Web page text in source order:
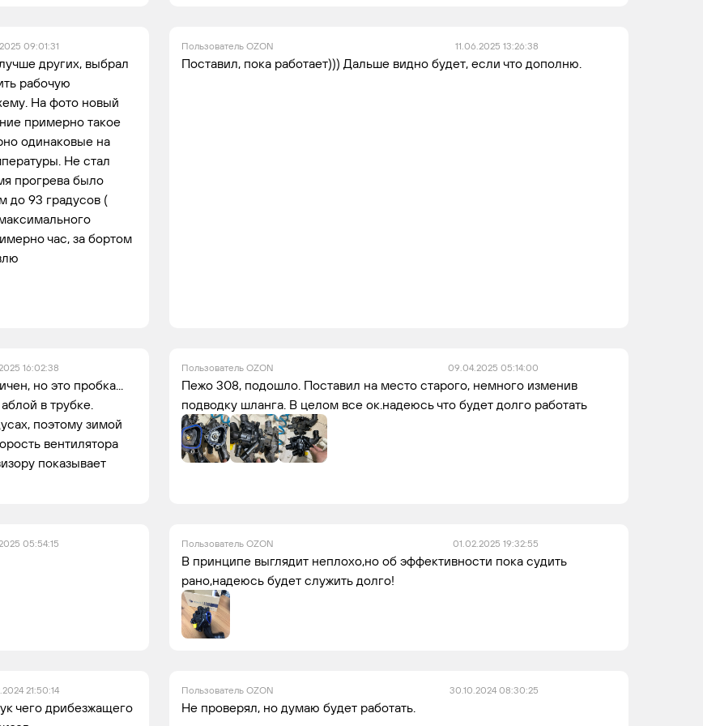
09:01:31
других, выбрал
рабочую
На фото новый
примерно такое
одинаковые на
Не стал
прогрева было
до 93 градусов (
час, за бортом
Пользователь OZON 11.06.2025 13:26:38
Поставил, пока работает))) Дальше видно будет, если что дополню.
16:02:38
но это пробка...
в трубке.
поэтому зимой
вентилятора
показывает
Пользователь OZON 09.04.2025 05:14:00
Пежо 308, подошло. Поставил на место старого, немного изменив
подводку шланга. В целом все ок.надеюсь что будет долго работать
05:54:15 Пользователь OZON 01.02.2025 19:32:55
В принципе выглядит неплохо,но об эффективности пока судить
рано,надеюсь будет служить долго!
21:50:14
чего дрибезжащего
Пользователь OZON 30.10.2024 08:30:25
Не проверял, но думаю будет работать.